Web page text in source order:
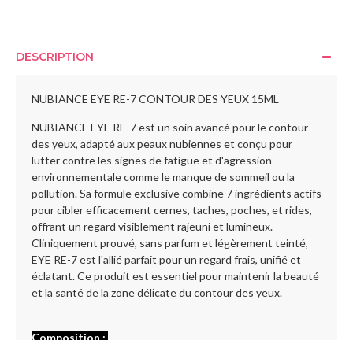
DESCRIPTION
NUBIANCE EYE RE-7 CONTOUR DES YEUX 15ML
NUBIANCE EYE RE-7 est un soin avancé pour le contour
des yeux, adapté aux peaux nubiennes et conçu pour
lutter contre les signes de fatigue et d'agression
environnementale comme le manque de sommeil ou la
pollution. Sa formule exclusive combine 7 ingrédients actifs
pour cibler efficacement cernes, taches, poches, et rides,
offrant un regard visiblement rajeuni et lumineux.
Cliniquement prouvé, sans parfum et légèrement teinté,
EYE RE-7 est l'allié parfait pour un regard frais, unifié et
éclatant. Ce produit est essentiel pour maintenir la beauté
et la santé de la zone délicate du contour des yeux.
Composition :